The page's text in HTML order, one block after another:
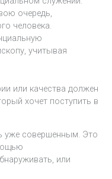
очередь,
человека.
учитывая
или качества должен
хочет поступить в
уже совершенным. Это
или